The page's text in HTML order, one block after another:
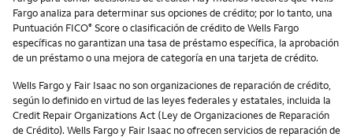
Fargo analiza para determinar sus opciones de crédito; por lo tanto, una
Puntuación FICO® Score o clasificación de crédito de Wells Fargo
específicas no garantizan una tasa de préstamo específica, la aprobación
de un préstamo o una mejora de categoría en una tarjeta de crédito.
Wells Fargo y Fair Isaac no son organizaciones de reparación de crédito,
según lo definido en virtud de las leyes federales y estatales, incluida la
Credit Repair Organizations Act (Ley de Organizaciones de Reparación
de Crédito). Wells Fargo y Fair Isaac no ofrecen servicios de reparación de